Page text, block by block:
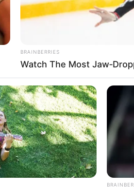
Kastell die ebenfalls
Sie liegen circa 150 m
gilt dann auch für das
Informationen über Weißenburg
BRAINBERRIES
Watch The Most